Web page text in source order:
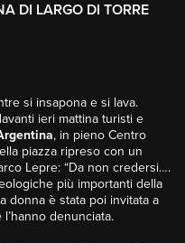
DI LARGO DI TORRE
si insapona e si lava.
ieri mattina turisti e
, in pieno Centro
piazza ripreso con un
Lepre: “Da non credersi….
più importanti della
donna è stata poi invitata a
denunciata.